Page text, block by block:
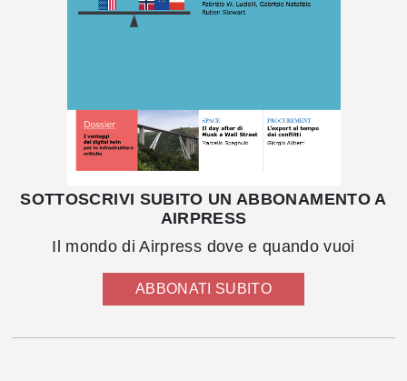
SOTTOSCRIVI SUBITO UN ABBONAMENTO A
AIRPRESS
Il mondo di Airpress dove e quando vuoi
ABBONATI SUBITO